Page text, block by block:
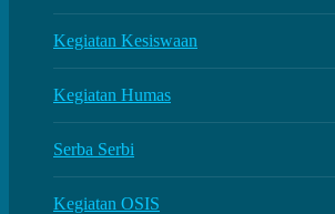
Kegiatan Kesiswaan
Kegiatan Humas
Serba Serbi
Kegiatan OSIS